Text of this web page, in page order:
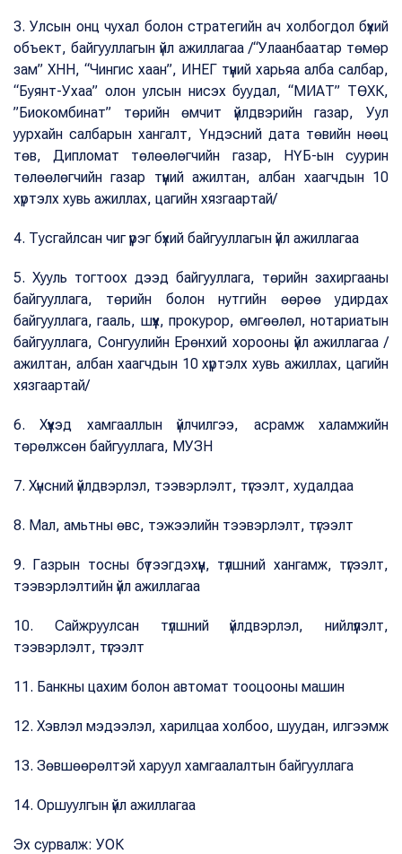
3. Улсын онц чухал болон стратегийн ач холбогдол бүхий
объект, байгууллагын үйл ажиллагаа /“Улаанбаатар төмөр
зам” ХНН, “Чингис хаан”, ИНЕГ түүний харьяа алба салбар,
“Буянт-Ухаа” олон улсын нисэх буудал, “МИАТ” ТӨХК,
”Биокомбинат” төрийн өмчит үйлдвэрийн газар, Уул
уурхайн салбарын хангалт, Үндэсний дата төвийн нөөц
төв, Дипломат төлөөлөгчийн газар, НҮБ-ын суурин
төлөөлөгчийн газар түүний ажилтан, албан хаагчдын 10
хүртэлх хувь ажиллах, цагийн хязгаартай/
4. Тусгайлсан чиг үүрэг бүхий байгууллагын үйл ажиллагаа
5. Хууль тогтоох дээд байгууллага, төрийн захиргааны
байгууллага, төрийн болон нутгийн өөрөө удирдах
байгууллага, гааль, шүүх, прокурор, өмгөөлөл, нотариатын
байгууллага, Сонгуулийн Ерөнхий хорооны үйл ажиллагаа /
ажилтан, албан хаагчдын 10 хүртэлх хувь ажиллах, цагийн
хязгаартай/
6. Хүүхэд хамгааллын үйлчилгээ, асрамж халамжийн
төрөлжсөн байгууллага, МУЗН
7. Хүнсний үйлдвэрлэл, тээвэрлэлт, түгээлт, худалдаа
8. Мал, амьтны өвс, тэжээлийн тээвэрлэлт, түгээлт
9. Газрын тосны бүтээгдэхүүн, түлшний хангамж, түгээлт,
тээвэрлэлтийн үйл ажиллагаа
10. Сайжруулсан түлшний үйлдвэрлэл, нийлүүлэлт,
тээвэрлэлт, түгээлт
11. Банкны цахим болон автомат тооцооны машин
12. Хэвлэл мэдээлэл, харилцаа холбоо, шуудан, илгээмж
13. Зөвшөөрөлтэй харуул хамгаалалтын байгууллага
14. Оршуулгын үйл ажиллагаа
Эх сурвалж: УОК